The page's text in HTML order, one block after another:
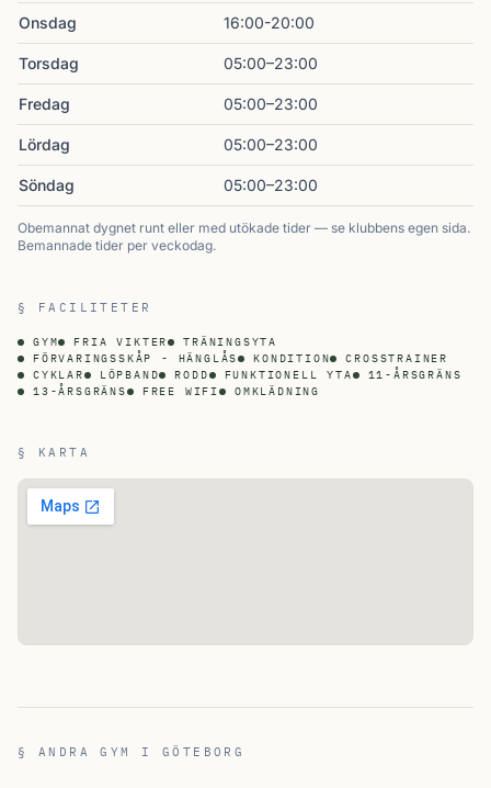
Onsdag 16:00-20:00
Torsdag 05:00–23:00
Fredag 05:00–23:00
Lördag 05:00–23:00
Söndag 05:00–23:00
Obemannat dygnet runt eller med utökade tider — se klubbens egen sida.
Bemannade tider per veckodag.
§ FACILITETER
GYM FRIA VIKTER
TRÄNINGSYTA
FÖRVARINGSSKÅP - HÄNGLÅS
KONDITION
CROSSTRAINER
CYKLAR
LÖPBAND RODD FUNKTIONELL YTA
11-ÅRSGRÄNS
13-ÅRSGRÄNS
FREE WIFI OMKLÄDNING
§ KARTA
§ ANDRA GYM I GÖTEBORG